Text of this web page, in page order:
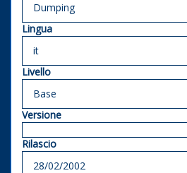
Dumping
Lingua
it
Livello
Base
Versione
Rilascio
28/02/2002